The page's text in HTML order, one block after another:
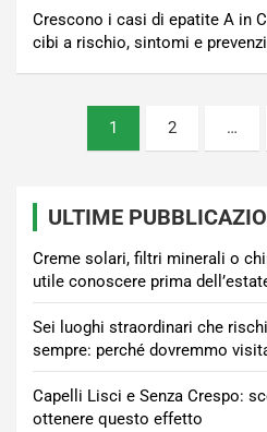
Crescono i casi di epatite A in
cibi a rischio, sintomi e
Paginazione
1 2 …
ULTIME
Creme solari, filtri minerali o
utile conoscere prima
Sei luoghi straordinari che
sempre: perché dovremmo
Capelli Lisci e Senza Crespo:
ottenere questo effetto